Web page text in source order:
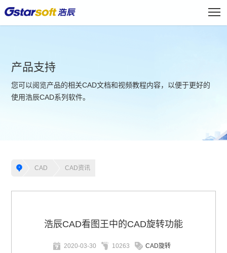
产品支持
您可以阅览产品的相关CAD文档和视频教程内容，以便于更好的
使用浩辰CAD系列软件。
CAD CAD资讯
浩辰CAD看图王中的CAD旋转功能
2020-03-30 10263 CAD旋转